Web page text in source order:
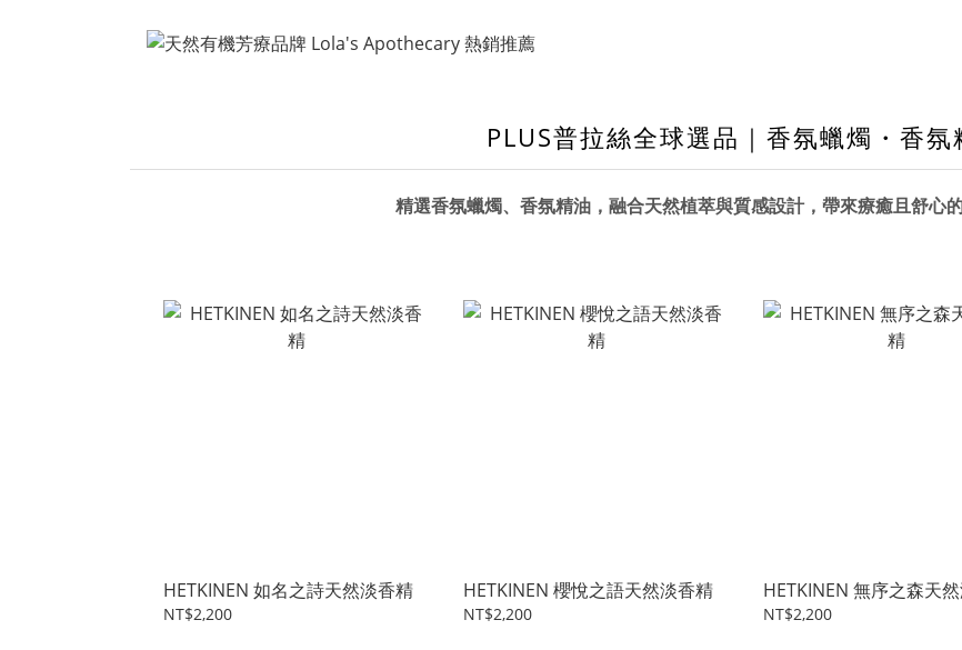
PLUS普拉絲全球選品｜ 香氛蠟燭・香氛
精選香氛蠟燭、 香氛精油 ， 融合天然植萃與質感設計，帶來療癒且舒心
HETKINEN 如名之詩天然淡香精
NT$2,200
HETKINEN 櫻悅之語天然淡香精
NT$2,200
HETKINEN 無序之森天
NT$2,200